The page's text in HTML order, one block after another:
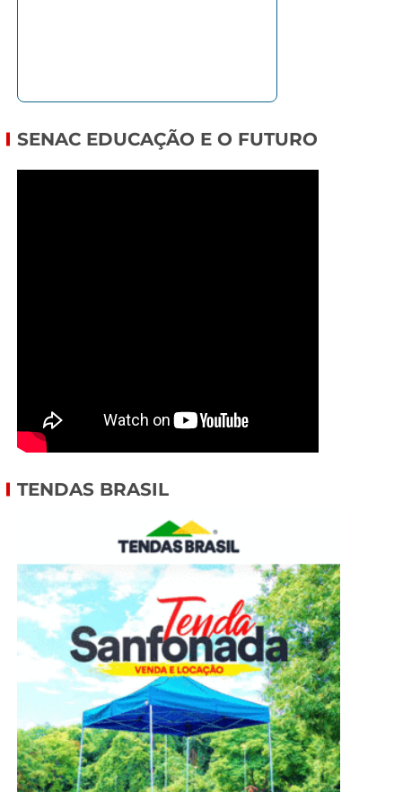
SENAC EDUCAÇÃO E O FUTURO
TENDAS BRASIL